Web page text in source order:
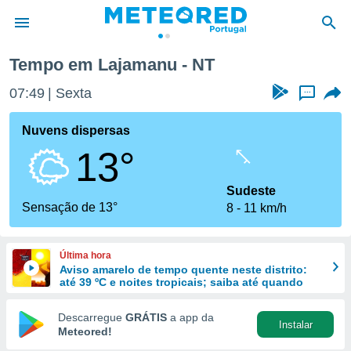
da
foi
fornecidas
a este
das
e
forma
digital
Tempo em Lajamanu - NT
07:49 Sexta ...
Nuvens dispersas
13°
Sensação de 13°
Sudeste
8
11 km/h
Última hora
Aviso amarelo de tempo quente neste distrito:
até 39 ºC e noites tropicais; saiba até quando
Descarregue GRÁTIS a app da
Meteored!
Instalar